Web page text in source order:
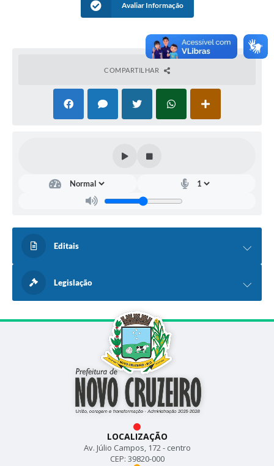
Avaliar Informação
COMPARTILHAR
Editais
Legislação
LOCALIZAÇÃO
Av. Júlio Campos, 172 - centro
CEP: 39820-000